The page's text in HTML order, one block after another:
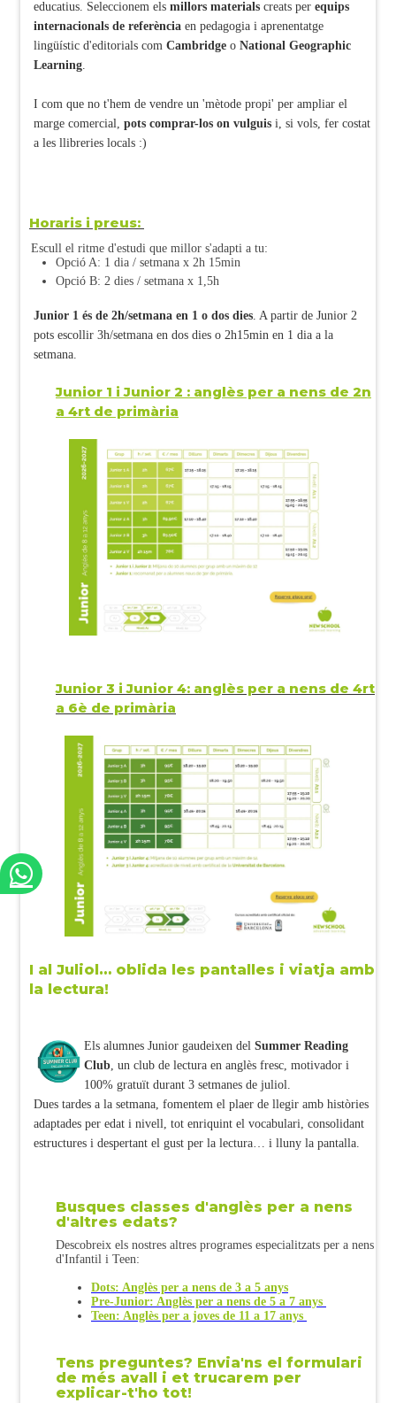
educatius. Seleccionem els millors materials creats per equips
internacionals de referència en pedagogia i aprenentatge
lingüístic d'editorials com Cambridge o National Geographic
Learning.
I com que no t'hem de vendre un 'mètode propi' per ampliar el
marge comercial, pots comprar-los on vulguis i, si vols, fer costat
a les llibreries locals :)
Horaris i preus:
Escull el ritme d'estudi que millor s'adapti a tu:
Opció A: 1 dia / setmana x 2h 15min
Opció B: 2 dies / setmana x 1,5h
Junior 1 és de 2h/setmana en 1 o dos dies. A partir de Junior 2
pots escollir 3h/setmana en dos dies o 2h15min en 1 dia a la
setmana.
Junior 1 i Junior 2 : anglès per a nens de 2n
a 4rt de primària
Junior 3 i Junior 4: anglès per a nens de 4rt
a 6è de primària
I al Juliol… oblida les pantalles i viatja amb
la lectura!
Els alumnes Junior gaudeixen delSummer Reading
Club, un club de lectura en anglès fresc, motivador i
100% gratuït durant 3 setmanes de juliol.
Dues tardes a la setmana, fomentem el plaer de llegir amb històries
adaptades per edat i nivell, tot enriquint el vocabulari, consolidant
estructures i despertant el gust per la lectura… i lluny la pantalla.
Busques classes d'anglès per a nens
d'altres edats?
Descobreix els nostres altres programes especialitzats per a nens
d'Infantil i Teen:
Dots: Anglès per a nens de 3 a 5 anys
Pre-Junior: Anglès per a nens de 5 a 7 anys
Teen: Anglès per a joves de 11 a 17 anys
Tens preguntes? Envia'ns el formulari
de més avall i et trucarem per
explicar-t'ho tot!